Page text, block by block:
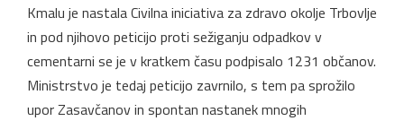
Kmalu je nastala Civilna iniciativa za zdravo okolje Trbovlje
in pod njihovo peticijo proti sežiganju odpadkov v
cementarni se je v kratkem času podpisalo 1231 občanov.
Ministrstvo je tedaj peticijo zavrnilo, s tem pa sprožilo
upor Zasavčanov in spontan nastanek mnogih